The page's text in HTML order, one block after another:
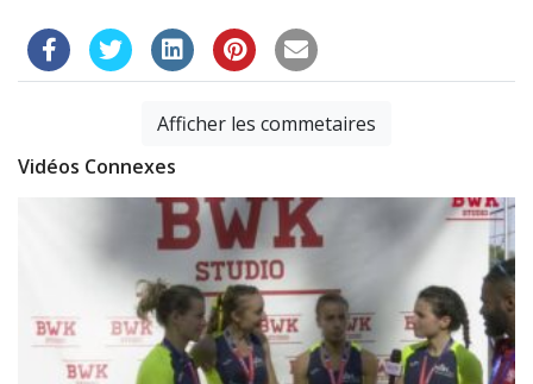
Afficher les commetaires
Vidéos Connexes